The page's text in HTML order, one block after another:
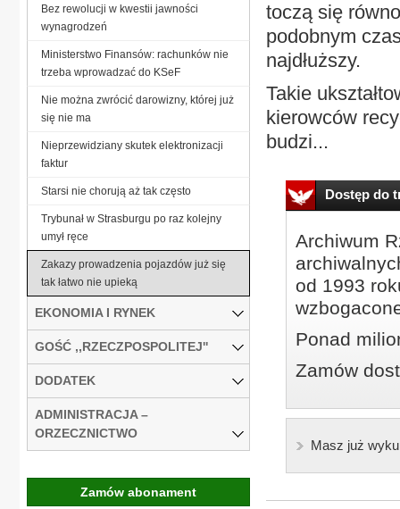
toczą się
podobnym
najdłuższy.
Takie
kierowców
budzi...
Dostęp do
Archiwum
od 1993
Ponad
Zamów
Masz już
Bez rewolucji w kwestii jawności
wynagrodzeń
Ministerstwo Finansów: rachunków nie
trzeba wprowadzać do KSeF
Nie można zwrócić darowizny, której już
się nie ma
Nieprzewidziany skutek elektronizacji
faktur
Starsi nie chorują aż tak często
Trybunał w Strasburgu po raz kolejny
umył ręce
Zakazy prowadzenia pojazdów już się
tak łatwo nie upieką
EKONOMIA I RYNEK
GOŚĆ ,,RZECZPOSPOLITEJ''
DODATEK
ADMINISTRACJA –
ORZECZNICTWO
Zamów abonament